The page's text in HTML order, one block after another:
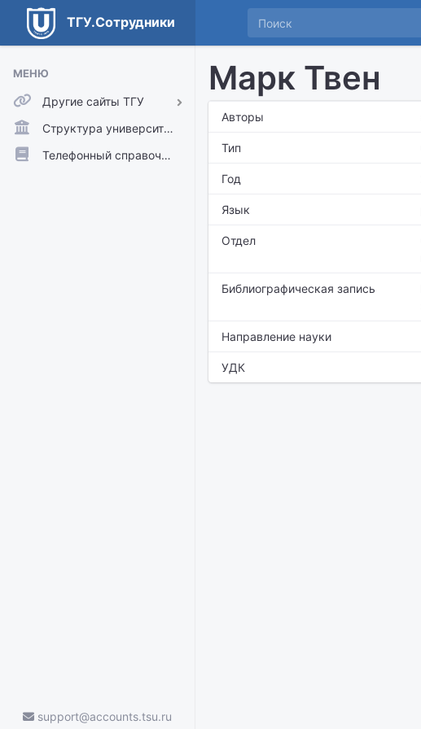
ТГУ.Сотрудники
МЕНЮ
Другие сайты ТГУ
ТГУ.Аккаунты
ТГУ.Расписание
Структура университета
Телефонный справочник
support@accounts.tsu.ru
Марк Твен
Авторы
Тип
Год
Язык
Отдел
Библиографическая запись
Направление науки
УДК